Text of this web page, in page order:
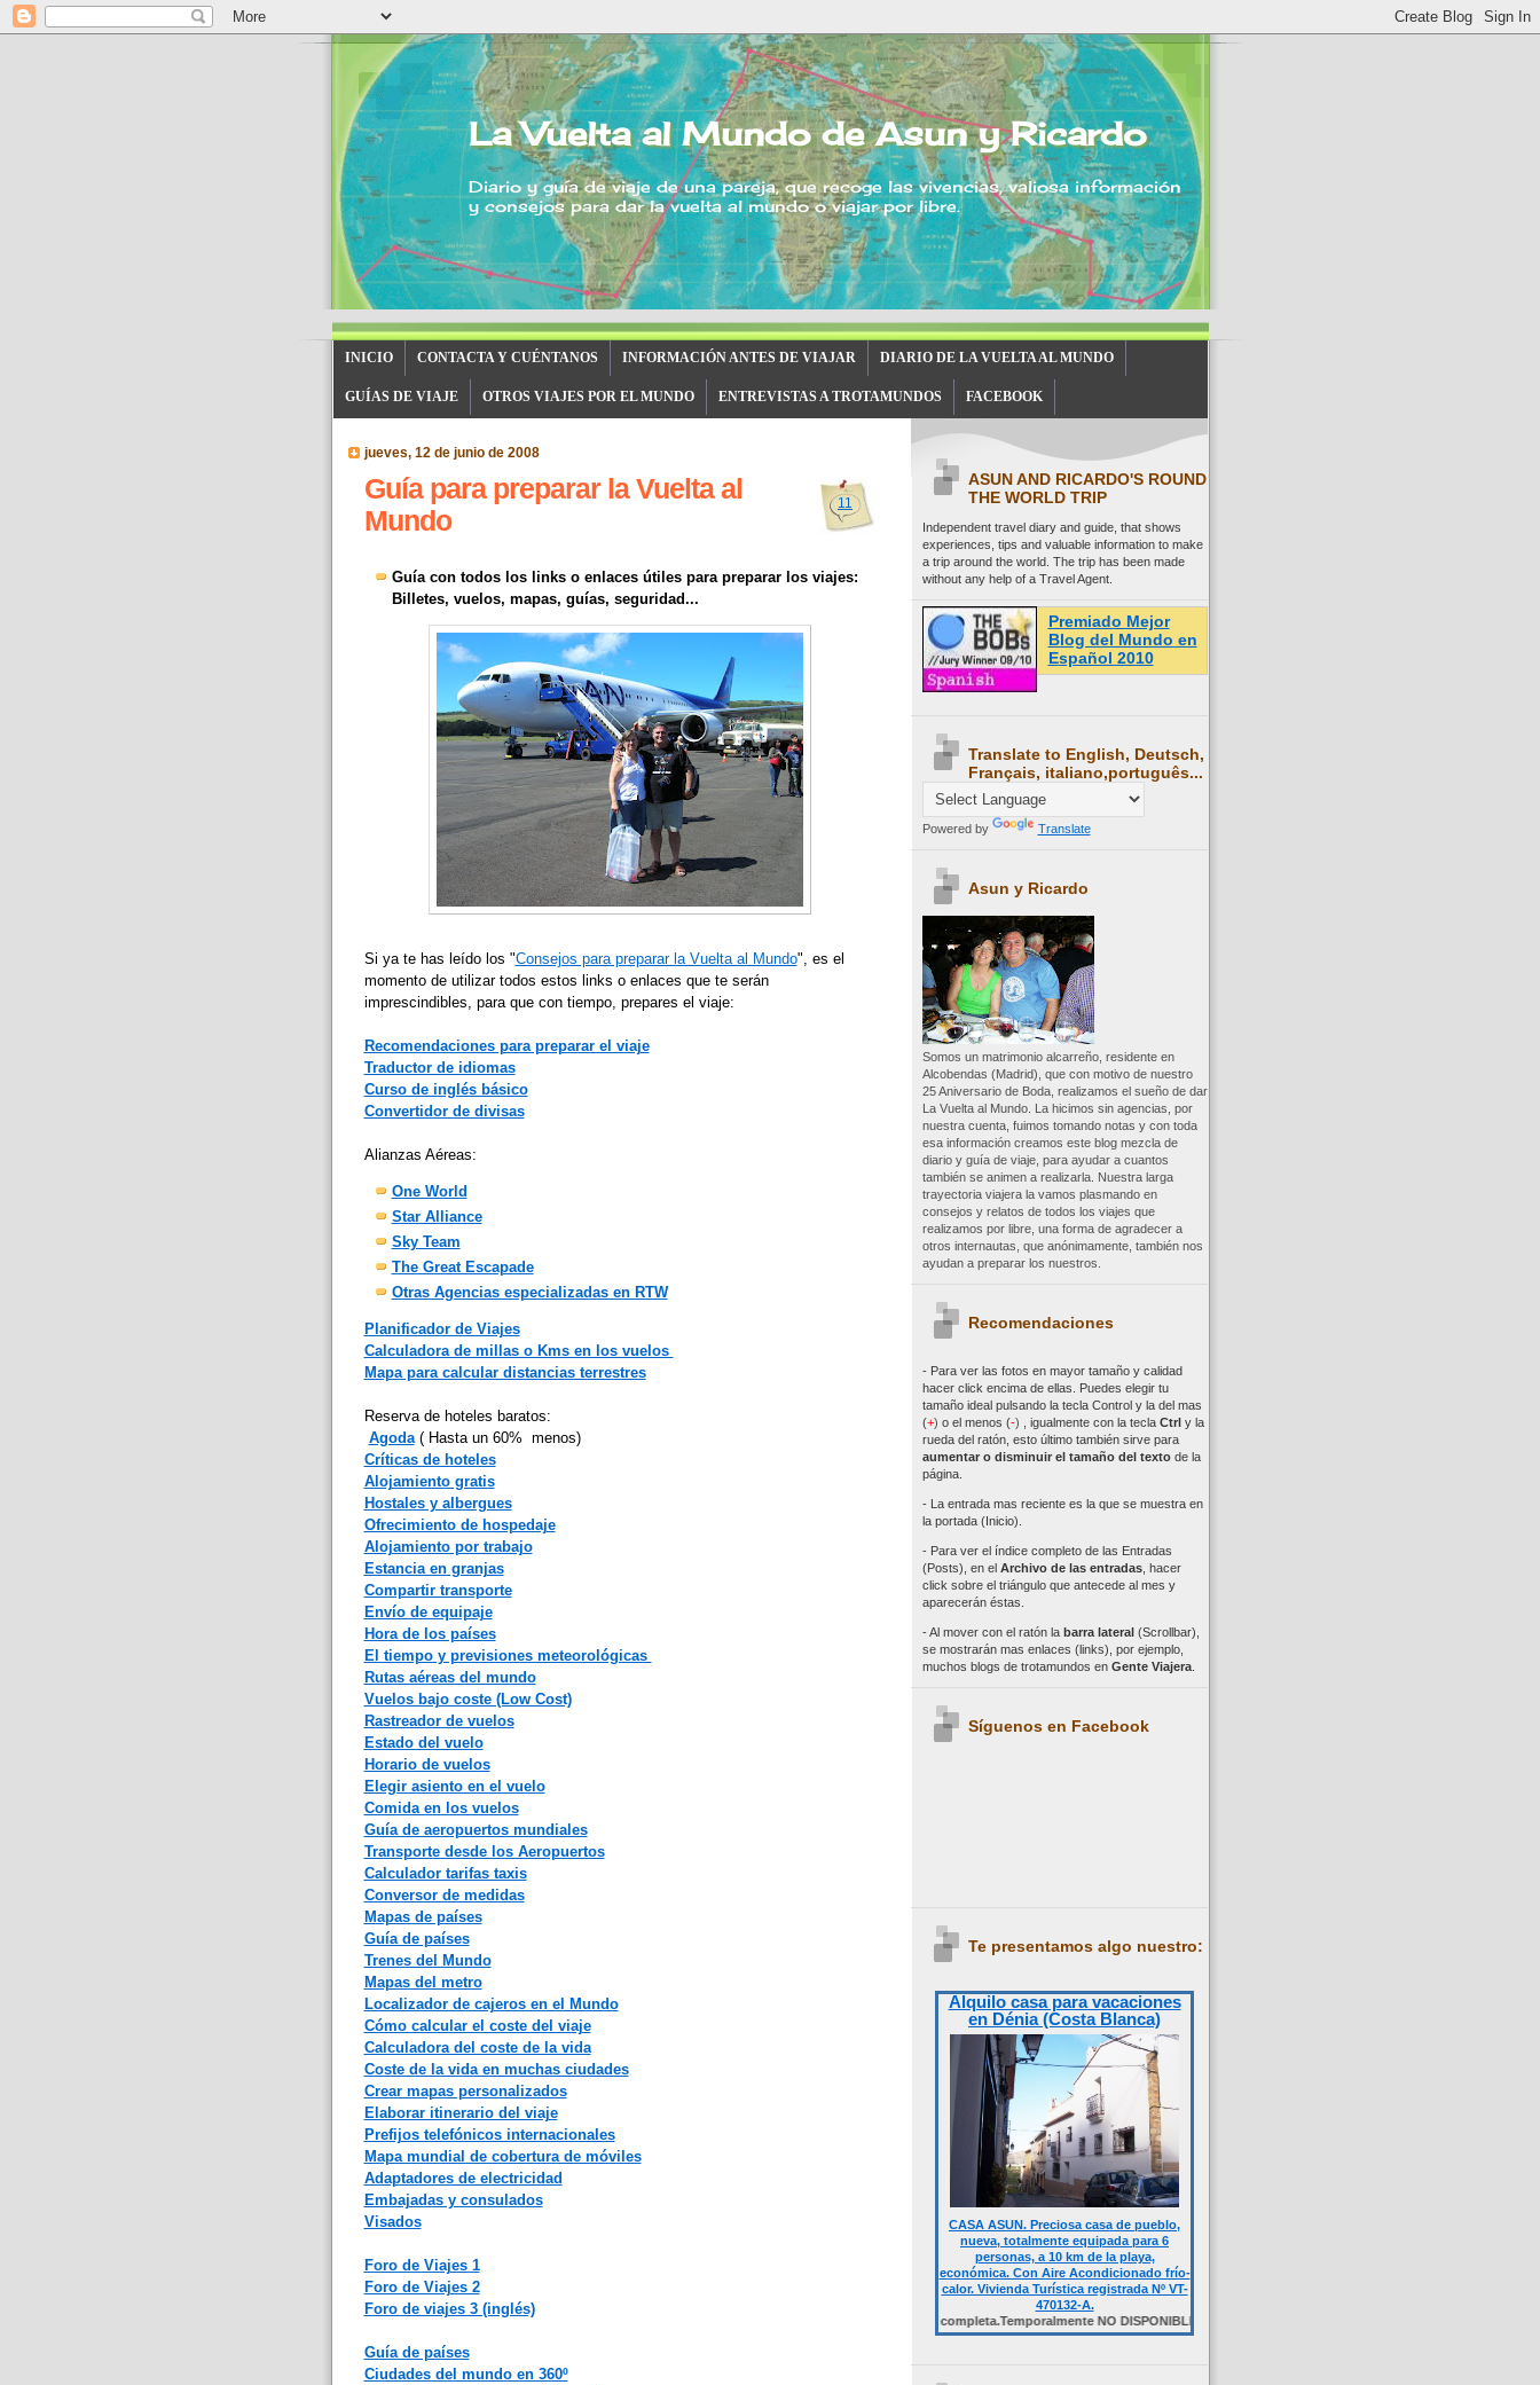
La Vuelta al Mundo de Asun y Ricardo
Diario y guía de viaje de una pareja, que recoge las vivencias, valiosa información
y consejos para dar la vuelta al mundo o viajar por libre.
INICIO CONTACTA Y CUÉNTANOS INFORMACIÓN ANTES DE VIAJAR DIARIO DE LA VUELTA AL MUNDO
GUÍAS DE VIAJE OTROS VIAJES POR EL MUNDO ENTREVISTAS A TROTAMUNDOS FACEBOOK
jueves, 12 de junio de 2008
11
Guía para preparar la Vuelta al
Mundo
Guía con todos los links o enlaces útiles para preparar los viajes:
Billetes, vuelos, mapas, guías, seguridad...
Si ya te has leído los "Consejos para preparar la Vuelta al Mundo", es el
momento de utilizar todos estos links o enlaces que te serán
imprescindibles, para que con tiempo, prepares el viaje:
Recomendaciones para preparar el viaje
Traductor de idiomas
Curso de inglés básico
Convertidor de divisas
Alianzas Aéreas:
One World
Star Alliance
Sky Team
The Great Escapade
Otras Agencias especializadas en RTW
Planificador de Viajes
Calculadora de millas o Kms en los vuelos
Mapa para calcular distancias terrestres
Reserva de hoteles baratos:
Agoda( Hasta un 60% menos)
Críticas de hoteles
Alojamiento gratis
Hostales y albergues
Ofrecimiento de hospedaje
Alojamiento por trabajo
Estancia en granjas
Compartir transporte
Envío de equipaje
Hora de los países
El tiempo y previsiones meteorológicas
Rutas aéreas del mundo
Vuelos bajo coste (Low Cost)
Rastreador de vuelos
Estado del vuelo
Horario de vuelos
Elegir asiento en el vuelo
Comida en los vuelos
Guía de aeropuertos mundiales
Transporte desde los Aeropuertos
Calculador tarifas taxis
Conversor de medidas
Mapas de países
Guía de países
Trenes del Mundo
Mapas del metro
Localizador de cajeros en el Mundo
Cómo calcular el coste del viaje
Calculadora del coste de la vida
Coste de la vida en muchas ciudades
Crear mapas personalizados
Elaborar itinerario del viaje
Prefijos telefónicos internacionales
Mapa mundial de cobertura de móviles
Adaptadores de electricidad
Embajadas y consulados
Visados
Foro de Viajes 1
Foro de Viajes 2
Foro de viajes 3 (inglés)
Guía de países
Ciudades del mundo en 360º
ASUN AND RICARDO'S ROUND
THE WORLD TRIP
Independent travel diary and guide, that shows
experiences, tips and valuable information to make
a trip around the world. The trip has been made
without any help of a Travel Agent.
Premiado Mejor
Blog del Mundo en
Español 2010
Translate to English, Deutsch,
Français, italiano,português...
Powered by Translate
Asun y Ricardo
Somos un matrimonio alcarreño, residente en
Alcobendas (Madrid), que con motivo de nuestro
25 Aniversario de Boda, realizamos el sueño de dar
La Vuelta al Mundo. La hicimos sin agencias, por
nuestra cuenta, fuimos tomando notas y con toda
esa información creamos este blog mezcla de
diario y guía de viaje, para ayudar a cuantos
también se animen a realizarla. Nuestra larga
trayectoria viajera la vamos plasmando en
consejos y relatos de todos los viajes que
realizamos por libre, una forma de agradecer a
otros internautas, que anónimamente, también nos
ayudan a preparar los nuestros.
Recomendaciones
- Para ver las fotos en mayor tamaño y calidad
hacer click encima de ellas. Puedes elegir tu
tamaño ideal pulsando la tecla Controly la del mas
(+) o el menos (-) igualmente con la tecla Ctrl y la
rueda del ratón, esto último también sirve para
aumentar o disminuir el tamaño del textode la
página.
- La entrada mas reciente es la que se muestra en
la portada (Inicio).
- Para ver el índice completo de las Entradas
(Posts), en el Archivo de las entradas, hacer
click sobre el triángulo que antecede al mes y
aparecerán éstas.
- Al mover con el ratón la barra lateral(Scrollbar),
se mostrarán mas enlaces (links), por ejemplo,
muchos blogs de trotamundos en Gente Viajera.
Síguenos en Facebook
Te presentamos algo nuestro:
Alquilo casa para vacaciones
en Dénia (Costa Blanca)
CASA ASUN. Preciosa casa de pueblo,
nueva, totalmente equipada para 6
personas, a 10 km de la playa,
económica. Con Aire Acondicionado frío-
calor. Vivienda Turística registrada Nº VT-
470132-A.
Desde 700 € quincena casa completa.Temporalmente NO DISPONIBLE. Haga click sobre la foto.